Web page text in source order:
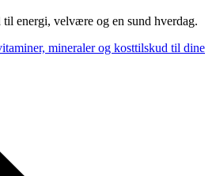
energi, velvære og en sund hverdag.
mineraler og kosttilskud til dine